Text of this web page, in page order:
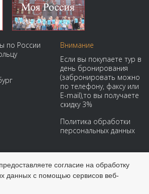
по России
Внимание
Если вы покупаете тур в
день бронирования
(забронировать можно
по телефону, факсу или
E-mail),то вы получаете
скидку 3%
Политика обработки
персональных данных
Мы принимаем:
согласие на обработку
данных с помощью сервисов веб-